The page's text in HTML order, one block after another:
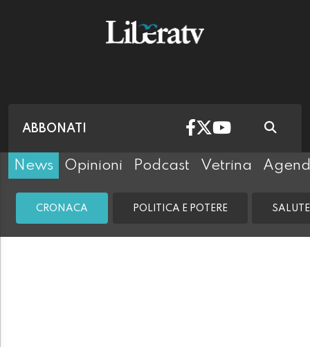
ABBONATI
News Opinioni Podcast Vetrina
CRONACA POLITICA E POTERE